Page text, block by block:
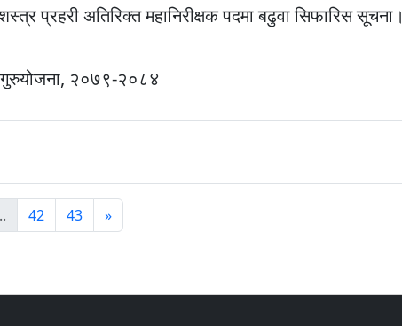
प्रहरी अतिरिक्त महानिरीक्षक पदमा बढुवा सिफारिस सूचना।
गुरुयोजना, २०७९-२०८४
42 43 »